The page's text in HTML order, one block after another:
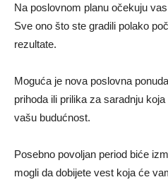
Na poslovnom planu očekuju
Sve ono što ste gradili polako
rezultate.
Moguća je nova poslovna
prihoda ili prilika za saradnju
vašu budućnost.
Posebno povoljan period biće
mogli da dobijete vest koja će